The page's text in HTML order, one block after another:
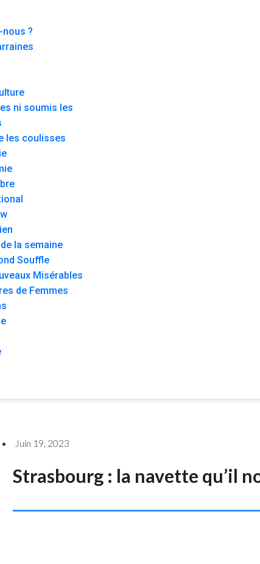
?
ni soumis les
les coulisses
la semaine
Souffle
Misérables
de Femmes
Juin 19, 2023
Strasbourg : la navette qu’il